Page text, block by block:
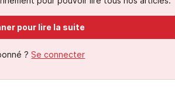
pour lire la suite
? Se connecter